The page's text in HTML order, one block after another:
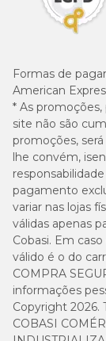
Formas de
American
* As
site não são
promoções,
lhe convém,
pagamento
variar nas lojas
válidas apenas
Cobasi. Em
válido é o do
COMPRA
informações
Copyright 2026.
COBASI